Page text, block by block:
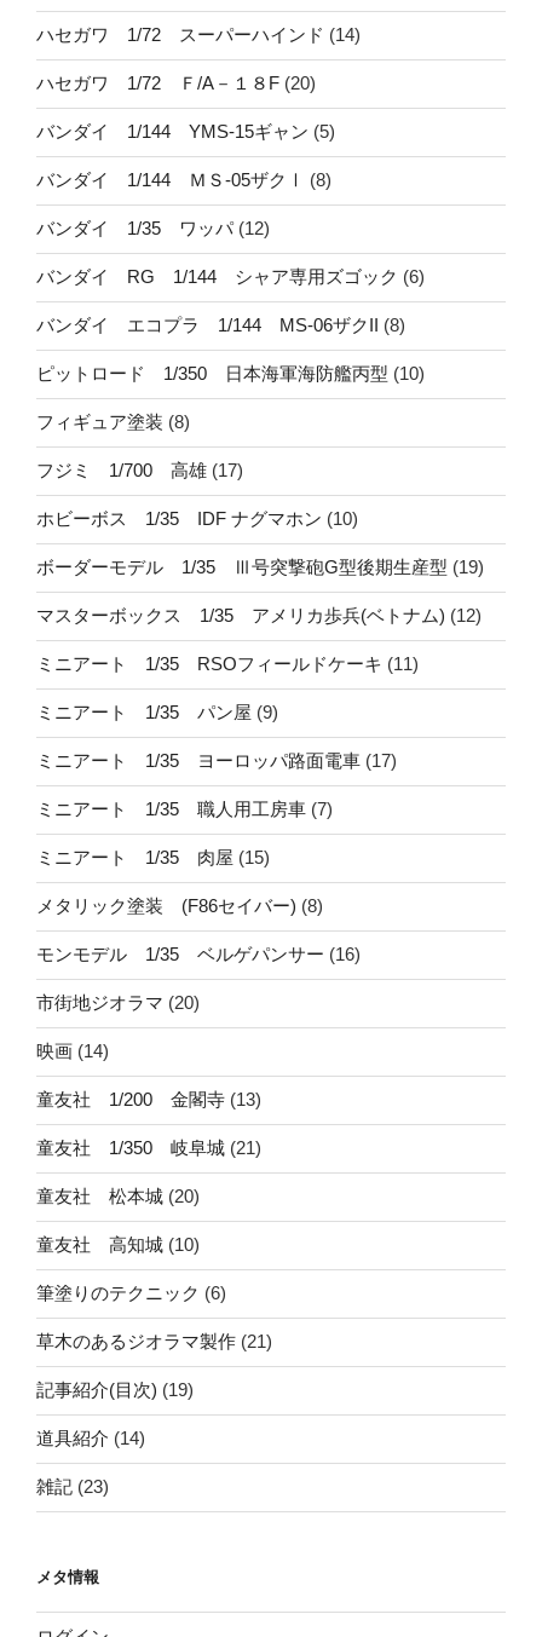
ハセガワ 1/72 スーパーハインド (14)
ハセガワ 1/72 Ｆ/A－１８F (20)
バンダイ 1/144 YMS-15ギャン (5)
バンダイ 1/144 ＭＳ-05ザクⅠ (8)
バンダイ 1/35 ワッパ(12)
バンダイ RG 1/144 シャア専用ズゴック (6)
バンダイ エコプラ 1/144 MS-06ザクII (8)
ピットロード 1/350 日本海軍海防艦丙型 (10)
フィギュア塗装 (8)
フジミ 1/700 高雄 (17)
ホビーボス 1/35 IDF ナグマホン (10)
ボーダーモデル 1/35 Ⅲ号突撃砲G型後期生産型 (19)
マスターボックス 1/35 アメリカ歩兵(ベトナム) (12)
ミニアート 1/35 RSOフィールドケーキ (11)
ミニアート 1/35 パン屋 (9)
ミニアート 1/35 ヨーロッパ路面電車 (17)
ミニアート 1/35 職人用工房車 (7)
ミニアート 1/35 肉屋 (15)
メタリック塗装 (F86セイバー) (8)
モンモデル 1/35 ベルゲパンサー (16)
市街地ジオラマ (20)
映画 (14)
童友社 1/200 金閣寺 (13)
童友社 1/350 岐阜城 (21)
童友社 松本城 (20)
童友社 高知城 (10)
筆塗りのテクニック (6)
草木のあるジオラマ製作 (21)
記事紹介(目次) (19)
道具紹介 (14)
雑記 (23)
メタ情報